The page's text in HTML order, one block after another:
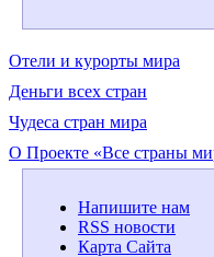
Отели и курорты мира
Деньги всех стран
Чудеса стран мира
О Проекте «Все страны
Напишите нам
RSS новости
Карта Сайта